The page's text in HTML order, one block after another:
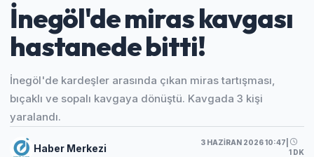
İnegöl'de miras kavgası
hastanede bitti!
İnegöl'de kardeşler arasında çıkan miras tartışması,
bıçaklı ve sopalı kavgaya dönüştü. Kavgada 3 kişi
yaralandı.
Haber Merkezi 3 HAZIRAN 2026 10:47
1 DK